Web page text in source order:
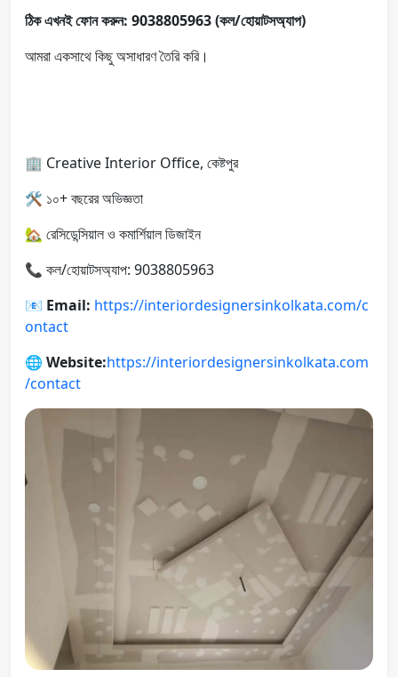
ঠিক এখনই ফোন করুন: 9038805963 (কল/হোয়াটসঅ্যাপ)
আমরা একসাথে কিছু অসাধারণ তৈরি করি।
🏢 Creative Interior Office, কেষ্টপুর
🛠️ ১০+ বছরের অভিজ্ঞতা
🏡 রেসিডেন্সিয়াল ও কমার্শিয়াল ডিজাইন
📞 কল/হোয়াটসঅ্যাপ: 9038805963
📧 Email: https://interiordesignersinkolkata.com/c
ontact
🌐 Website:https://interiordesignersinkolkata.com
/contact